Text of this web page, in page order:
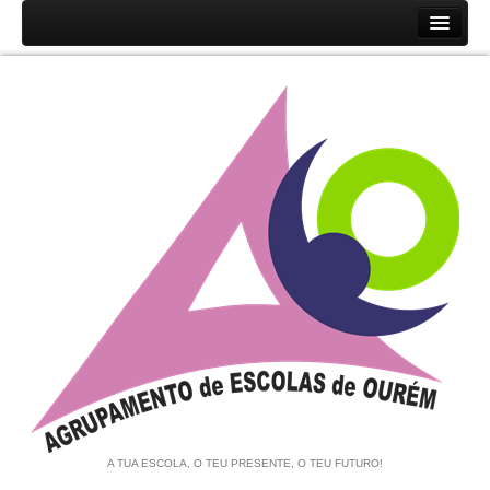
Unidades Orgânicas
Documentos
Associação de Pais e EE
Equipa de Autoavaliação
Notícias
A TUA ESCOLA, O TEU PRESENTE, O TEU FUTURO!